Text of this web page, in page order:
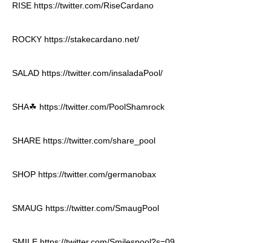
RISE https://twitter.com/RiseCardano
ROCKY https://stakecardano.net/
SALAD https://twitter.com/insaladaPool/
SHA☘ https://twitter.com/PoolShamrock
SHARE https://twitter.com/share_pool
SHOP https://twitter.com/germanobax
SMAUG https://twitter.com/SmaugPool